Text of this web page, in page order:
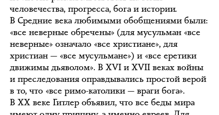
человечества, прогресса, бога и истории.
В Средние века любимыми обобщениями были:
«все неверные обречены» (для мусульман «все
неверные» означало «все христиане», для
христиан — «все мусульмане») и «все еретики
движимы дьяволом». В XVI и XVII веках войны
и преследования оправдывались простой верой
в то, что «все римо-католики — враги бога».
В XX веке Гитлер объявил, что все беды мира